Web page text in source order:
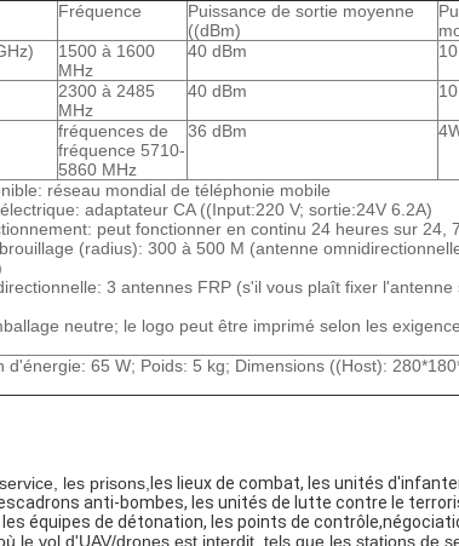
Fréquence
Puissance de sortie moyenne
((dBm)
1500 à 1600
MHz
40 dBm
2300 à 2485
MHz
40 dBm
fréquences de
fréquence 5710-
5860 MHz
36 dBm
réseau mondial de téléphonie mobile
adaptateur CA ((Input:220 V; sortie:24V 6.2A)
peut fonctionner en continu 24 heures sur 24,
(radius): 300 à 500 M (antenne
3 antennes FRP (s'il vous plaît fixer
neutre; le logo peut être imprimé selon les
d'énergie: 65 W; Poids: 5 kg; Dimensions ((Host):
les prisons, les lieux de combat, les unités
anti-bombes, les unités de lutte contre le
équipes de détonation, les points de
le vol d'UAV/drones est interdit, tels que les stations de